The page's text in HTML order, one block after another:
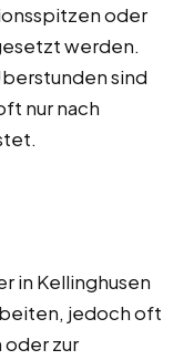
oder
werden.
sind
nur nach
in Kellinghusen
jedoch oft
zur